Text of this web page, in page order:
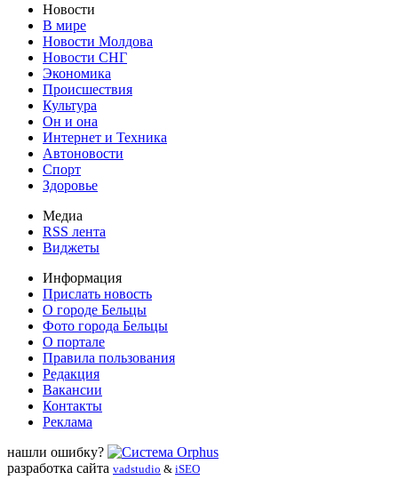
Новости
В мире
Новости Молдова
Новости СНГ
Экономика
Происшествия
Культура
Он и она
Интернет и Техника
Автоновости
Спорт
Здоровье
Медиа
RSS лента
Виджеты
Информация
Прислать новость
О городе Бельцы
Фото города Бельцы
О портале
Правила пользования
Редакция
Вакансии
Контакты
Реклама
нашли ошибку?
разработка сайта vadstudio & iSEO